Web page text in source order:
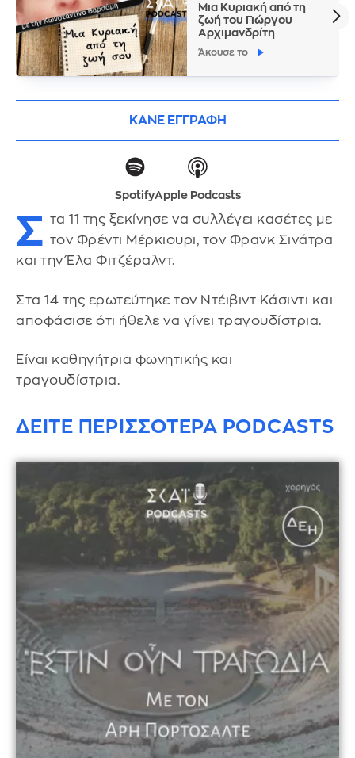
Μια Κυριακή από τη
ζωή του Γιώργου
Αρχιμανδρίτη
Άκουσε το
ΚΑΝΕ ΕΓΓΡΑΦΗ
SpotifyApple Podcasts
Σ τα 11 της ξεκίνησε να συλλέγει κασέτες με
τον Φρέντι Μέρκιουρι, τον Φρανκ Σινάτρα
και την Έλα Φιτζέραλντ.
Στα 14 της ερωτεύτηκε τον Ντέιβιντ Κάσιντι και
αποφάσισε ότι ήθελε να γίνει τραγουδίστρια.
Είναι καθηγήτρια φωνητικής και
τραγουδίστρια.
ΔΕΙΤΕ ΠΕΡΙΣΣΟΤΕΡΑ PODCASTS